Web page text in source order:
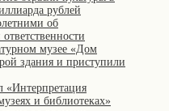
рублей
об
музее «Дом
здания и приступили
«Интерпретация
и библиотеках»